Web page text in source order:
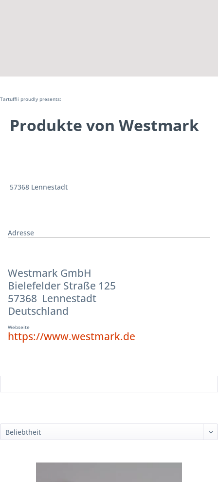
Tartuffli proudly presents:
Produkte von Westmark
57368 Lennestadt
Adresse
Westmark GmbH
Bielefelder Straße 125
57368 Lennestadt
Deutschland
Webseite
https://www.westmark.de